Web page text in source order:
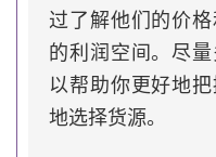
过了解他们的价
的利润空间。尽
以帮助你更好地
地选择货源。